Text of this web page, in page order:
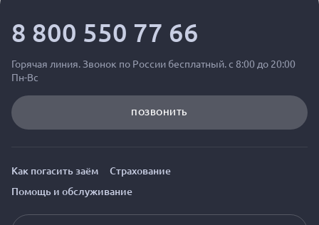
8 800 550 77 66
Горячая линия. Звонок по России бесплатный. с 8:00 до 20:00
Пн-Вс
ПОЗВОНИТЬ
Как погасить заём
Страхование
Помощь и обслуживание